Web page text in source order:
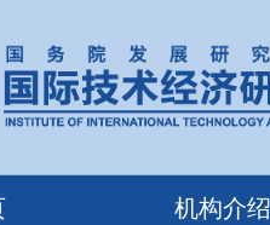
机构介绍